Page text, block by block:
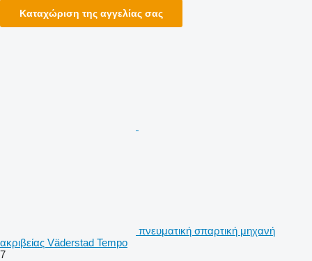
Καταχώριση της αγγελίας σας
πνευματική σπαρτική μηχανή
ακριβείας Väderstad Tempo
7